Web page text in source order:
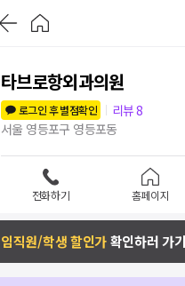
타브로항외과의원
로그인 후 별점확인
리뷰8
서울 영등포구 영등포동
전화하기 홈페이지
임직원/학생 할인가확인하러 가